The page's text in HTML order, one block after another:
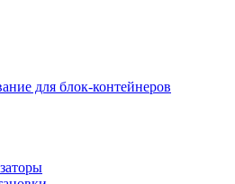
для блок-контейнеров